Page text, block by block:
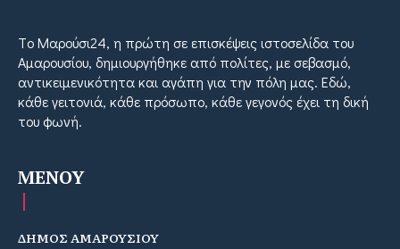
Tο Μαρούσι24, η πρώτη σε επισκέψεις ιστοσελίδα του
Αμαρουσίου, δημιουργήθηκε από πολίτες, με σεβασμό,
αντικειμενικότητα και αγάπη για την πόλη μας. Εδώ,
κάθε γειτονιά, κάθε πρόσωπο, κάθε γεγονός έχει τη δική
του φωνή.
MENOY
ΔΗΜΟΣ ΑΜΑΡΟΥΣΙΟΥ